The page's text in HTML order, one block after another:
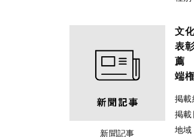
新聞記事
文
表
薦
端
掲載
掲載
地域